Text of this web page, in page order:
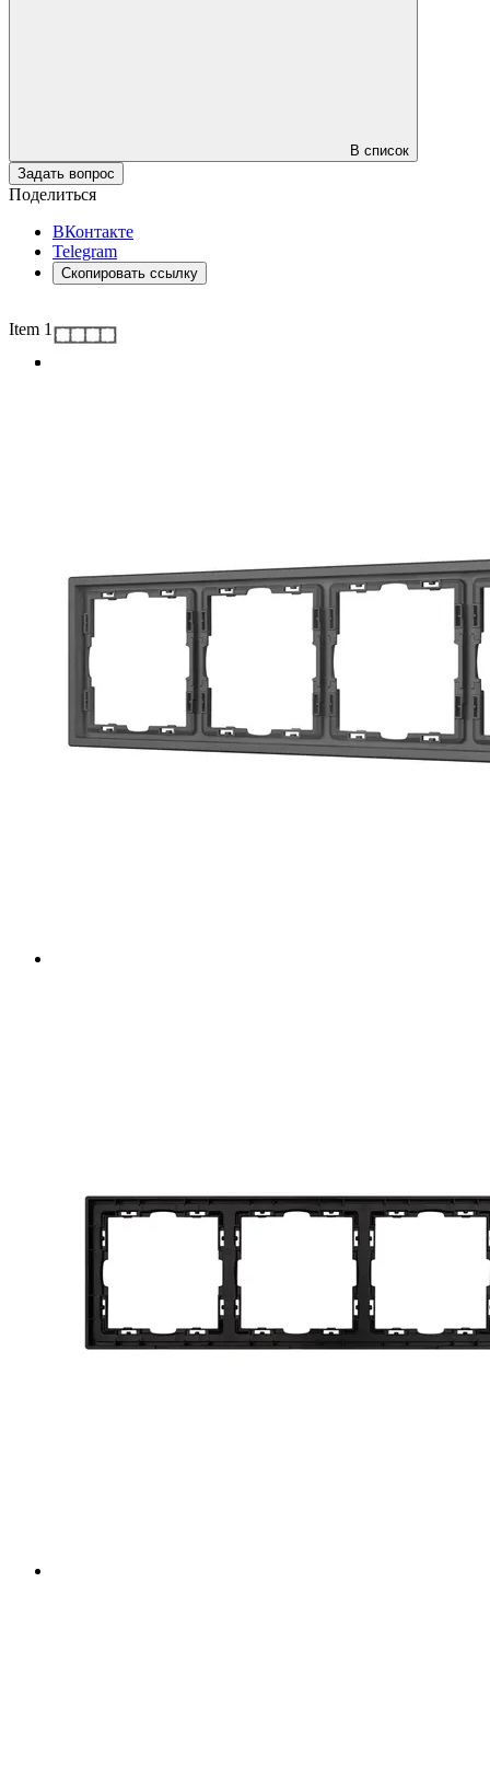
В список
Задать вопрос
Поделиться
ВКонтакте
Telegram
Скопировать ссылку
Item 1 of 3